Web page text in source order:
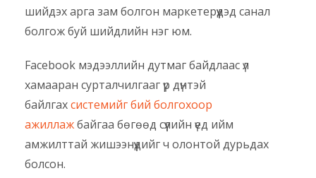
шийдэх арга зам болгон маркетерүүдэд санал
болгож буй шийдлийн нэг юм.
Facebook мэдээллийн дутмаг байдлаас үл
хамааран сурталчилгааг үр дүнтэй
байлгахсистемийг бий болгохоор
ажиллажбайгаа бөгөөд сүүлийн үед ийм
амжилттай жишээнүүдийг ч олонтой дурьдах
болсон.